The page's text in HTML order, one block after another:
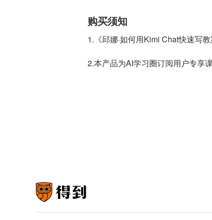
购买须知
1.《邱娜·如何用Kimi Chat快速写
2.本产品为AI学习圈订阅用户专享